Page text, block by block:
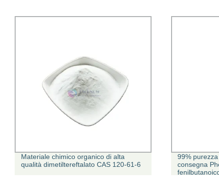
Materiale chimico organico di alta
qualità dimetiltereftalato CAS 120-61-6
99%
consegna